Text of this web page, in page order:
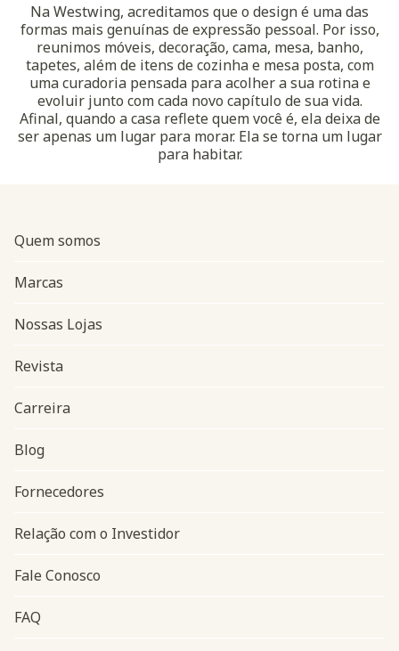
Na Westwing, acreditamos que o design é uma das
formas mais genuínas de expressão pessoal. Por isso,
reunimos móveis, decoração, cama, mesa, banho,
tapetes, além de itens de cozinha e mesa posta, com
uma curadoria pensada para acolher a sua rotina e
evoluir junto com cada novo capítulo de sua vida.
Afinal, quando a casa reflete quem você é, ela deixa de
ser apenas um lugar para morar. Ela se torna um lugar
para habitar.
Navegação do rodapé
Quem somos
Marcas
Nossas Lojas
Revista
Carreira
Blog
Fornecedores
Relação com o Investidor
Fale Conosco
FAQ